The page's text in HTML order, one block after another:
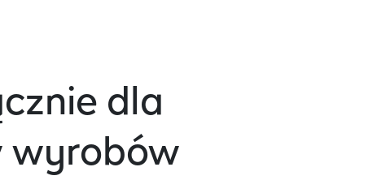
dla
wyrobów